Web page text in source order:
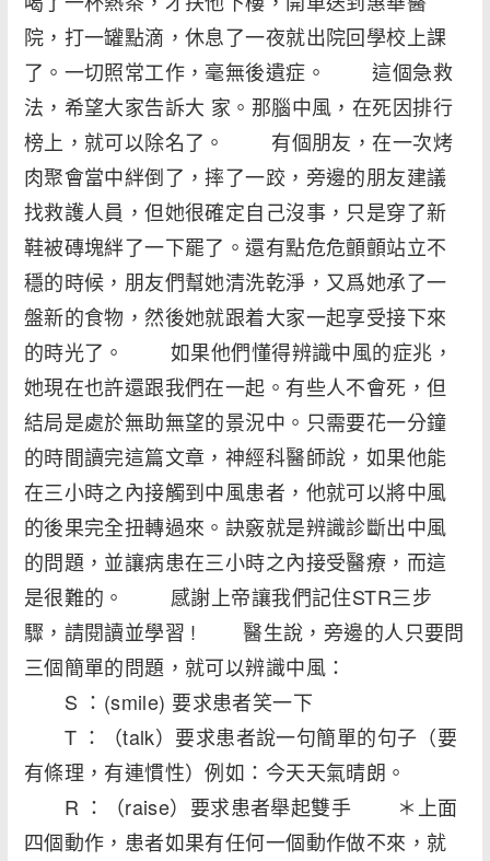
院，打一罐點滴，休息了一夜就出院回學校上課
了。一切照常工作，毫無後遺症。 這個急救
法，希望大家告訴大 家。那腦中風，在死因排行
榜上，就可以除名了。 有個朋友，在一次烤
肉聚會當中絆倒了，摔了一跤，旁邊的朋友建議
找救護人員，但她很確定自己沒事，只是穿了新
鞋被磚塊絆了一下罷了。還有點危危顫顫站立不
穩的時候，朋友們幫她清洗乾淨，又爲她承了一
盤新的食物，然後她就跟着大家一起享受接下來
的時光了。 如果他們懂得辨識中風的症兆，
她現在也許還跟我們在一起。有些人不會死，但
結局是處於無助無望的景況中。只需要花一分鐘
的時間讀完這篇文章，神經科醫師說，如果他能
在三小時之內接觸到中風患者，他就可以將中風
的後果完全扭轉過來。訣竅就是辨識診斷出中風
的問題，並讓病患在三小時之內接受醫療，而這
是很難的。 感謝上帝讓我們記住STR三步
驟，請閱讀並學習 ! 醫生說，旁邊的人只要問
三個簡單的問題，就可以辨識中風：
S ：(smile) 要求患者笑一下
T ：（talk）要求患者說一句簡單的句子（要
有條理，有連慣性）例如：今天天氣晴朗。
R ：（raise）要求患者舉起雙手 ＊上面
四個動作，患者如果有任何一個動作做不來，就